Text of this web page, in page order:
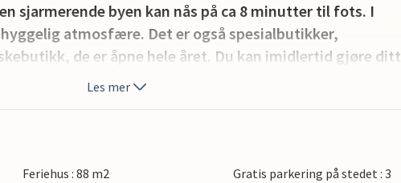
sjarmerende byen kan nås på ca 8 minutter til fots. I
atmosfære. Det er også spesialbutikker,
de er åpne hele året. Du kan imidlertid gjøre ditt
aktiv på andre måter, det er gode sykkelstier, Legoland og
og Vejle.
Les mer
Feriehus : 88 m2
Gratis parkering på stedet : 3